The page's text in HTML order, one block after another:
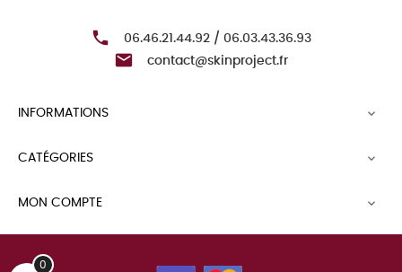
 06.46.21.44.92 / 06.03.43.36.93
 contact@skinproject.fr
INFORMATIONS 
CATÉGORIES 
MON COMPTE 
0